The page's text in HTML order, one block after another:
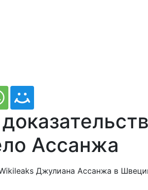
Ассанжа
Джулиана Ассанжа в